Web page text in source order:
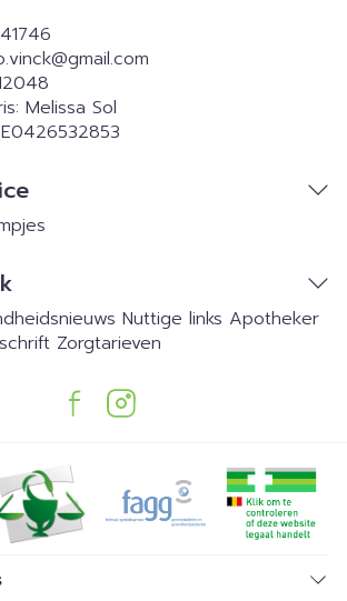
gmail.com
Melissa Sol
Nuttige links Apotheker
Zorgtarieven